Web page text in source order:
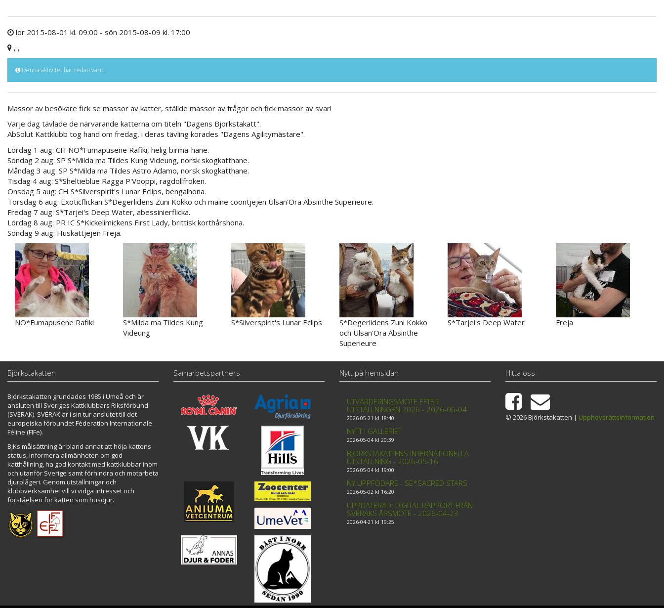
lör 2015-08-01 kl. 09:00 - sön 2015-08-09 kl. 17:00
, ,
Denna aktivitet har redan varit.
Massor av besökare fick se massor av katter, ställde massor av frågor och fick massor av svar!
Varje dag tävlade de närvarande katterna om titeln "Dagens Björkstakatt".
AbSolut Kattklubb tog hand om fredag, i deras tävling korades "Dagens Agilitymästare".
Lördag 1 aug: CH NO*Fumapusene Rafiki, helig birma-hane.
Söndag 2 aug: SP S*Milda ma Tildes Kung Videung, norsk skogkatthane.
Måndag 3 aug: SP S*Milda ma Tildes Astro Adamo, norsk skogkatthane.
Tisdag 4 aug: S*Sheltieblue Ragga P'Vooppi, ragdollfröken.
Onsdag 5 aug: CH S*Silverspirit's Lunar Eclips, bengalhona.
Torsdag 6 aug: Exoticflickan S*Degerlidens Zuni Kokko och maine coontjejen Ulsan'Ora Absinthe Superieure.
Fredag 7 aug: S*Tarjei's Deep Water, abessinierflicka.
Lördag 8 aug: PR IC S*Kickelimickens First Lady, brittisk korthårshona.
Söndag 9 aug: Huskattjejen Freja.
NO*Fumapusene Rafiki
S*Milda ma Tildes Kung
Videung
S*Silverspirit's Lunar Eclips
S*Degerlidens Zuni Kokko
och Ulsan'Ora Absinthe
Superieure
S*Tarjei's Deep Water Freja
Björkstakatten
Björkstakatten grundades 1985 i Umeå och är
ansluten till Sveriges Kattklubbars Riksförbund
(SVERAK). SVERAK är i sin tur anslutet till det
europeiska förbundet Féderation Internationale
Féline (FIFe).
BJKs målsättning är bland annat att höja kattens
status, informera allmänheten om god
katthållning, ha god kontakt med kattklubbar inom
och utanför Sverige samt förhindra och motarbeta
djurplågeri. Genom utställningar och
klubbverksamhet vill vi vidga intresset och
förståelsen för katten som husdjur.
Samarbetspartners Nytt på hemsidan
UTVÄRDERINGSMÖTE EFTER
UTSTÄLLNINGEN 2026 - 2026-06-04
2026-05-21 kl 18:40
NYTT I GALLERIET
2026-05-04 kl 20:39
BJÖRKSTAKATTENS INTERNATIONELLA
UTSTÄLLNING - 2026-05-16
2026-05-04 kl 19:00
NY UPPFÖDARE - SE*SACRED STARS
2026-05-02 kl 16:20
UPPDATERAD: DIGITAL RAPPORT FRÅN
SVERAKS ÅRSMÖTE - 2026-04-23
2026-04-21 kl 19:25
Hitta oss
© 2026 Björkstakatten | Upphovsrättsinformation